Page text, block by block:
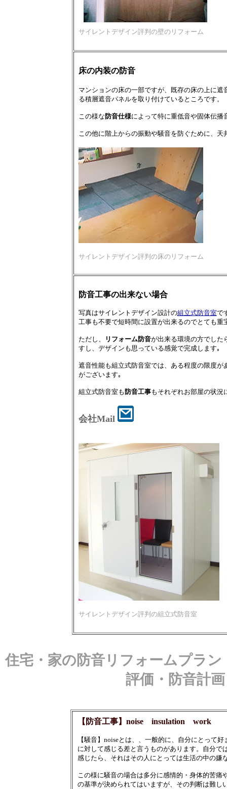
サイレントデザイン評判の壁のリフォーム
床の内装の防音
マンションの床の一部ですが、既存の床の上に
る積層遮音パネルを取り付けているところです。
この様な 防音仕様によって特に重低音や固体伝播
この他に階上からの振動や騒音を防ぐために、天
サイレントデザイン評判の床のリフォーム
防音工事の出来ない場合
写真はサイレントデザイン設計の組立式防音室で
工事も不要で短時間に設置が出来るのでとても
ただし、 リフォーム防音が出来る環境の方でした
すし、デザインも思っている感覚で完成します｡
遮音性能も組立式防音室では、ある程度の限度
がございます｡
組立式防音室も 防音工事もそれぞれお部屋の状況
会社Mail
サイレントデザイン評判の組立式防音室
住宅・家の防音リフォームプラ
評価・防音計
【防音工事】noise insulation work
【騒音】noiseとは、、一般的に、自分にとって
に対して感じる差と言うものがあります。自分
感じたら、それはその人にとっては生活の中の嫌
この様に騒音の場合は多分に感情的・身体的苦
の基準が決められてはいますが、その判断は難